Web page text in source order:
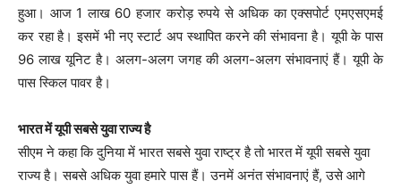
हुआ। आज 1 लाख 60 हजार करोड़ रुपये से अधिक का एक्सपोर्ट एमएसएमई
कर रहा है। इसमें भी नए स्टार्ट अप स्थापित करने की संभावना है। यूपी के पास
96 लाख यूनिट है। अलग-अलग जगह की अलग-अलग संभावनाएं हैं। यूपी के
पास स्किल पावर है।
भारत में यूपी सबसे युवा राज्य है
सीएम ने कहा कि दुनिया में भारत सबसे युवा राष्ट्र है तो भारत में यूपी सबसे युवा
राज्य है। सबसे अधिक युवा हमारे पास हैं। उनमें अनंत संभावनाएं हैं, उसे आगे